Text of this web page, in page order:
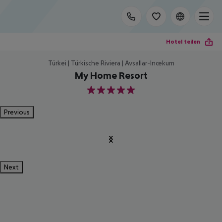
Hotel teilen
Türkei | Türkische Riviera | Avsallar-Incekum
My Home Resort
5
Previous
Next